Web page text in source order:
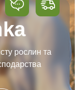
рослин та